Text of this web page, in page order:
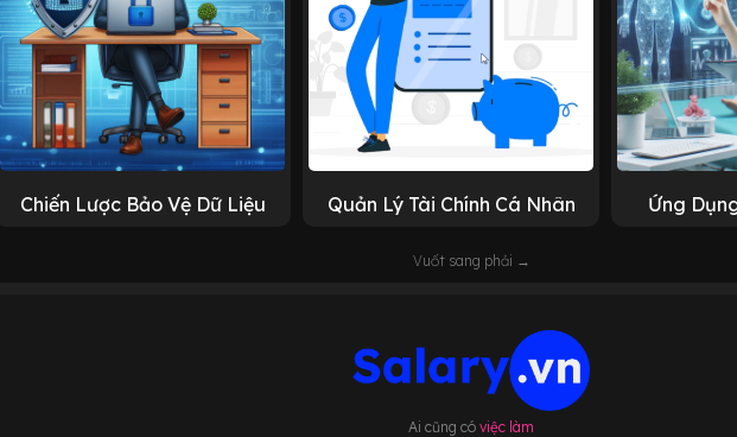
Chiến Lược Bảo Vệ Dữ Liệu Quản Lý Tài Chính Cá Nhân Ứng
Vuốt sang phải →
Ai cũng cóviệc làm